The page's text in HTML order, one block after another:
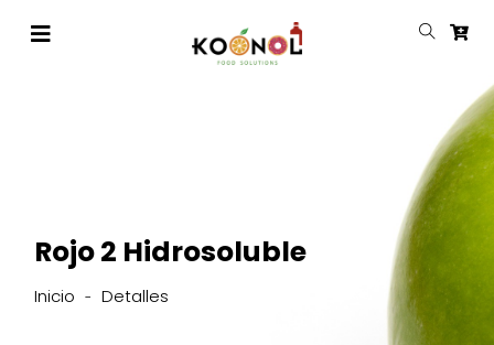
Rojo 2 Hidrosoluble
Inicio - Detalles